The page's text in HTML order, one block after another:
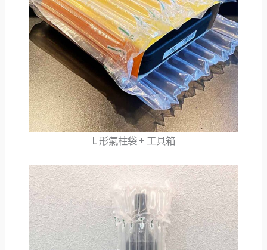
L 形氣柱袋 + 工具箱